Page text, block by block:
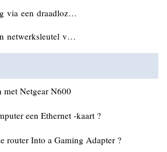
via een draadloz…
netwerksleutel v…
met Netgear N600
een Ethernet -kaart ?
router Into a Gaming Adapter ?